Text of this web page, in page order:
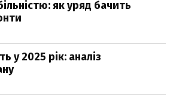
як уряд бачить
у 2025 рік: аналіз